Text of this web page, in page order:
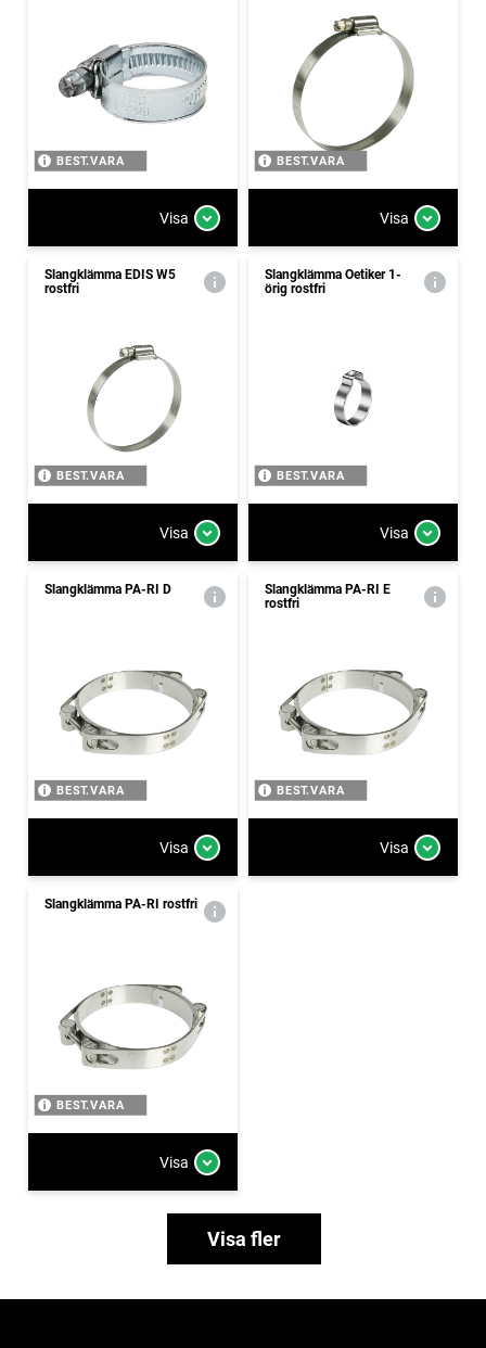
BEST.VARA
Visa
BEST.VARA
Visa
Slangklämma EDIS W5
rostfri
BEST.VARA
Visa
Slangklämma Oetiker 1-
örig rostfri
BEST.VARA
Visa
Slangklämma PA-RI D
BEST.VARA
Visa
Slangklämma PA-RI E
rostfri
BEST.VARA
Visa
Slangklämma PA-RI rostfri
BEST.VARA
Visa
Visa fler